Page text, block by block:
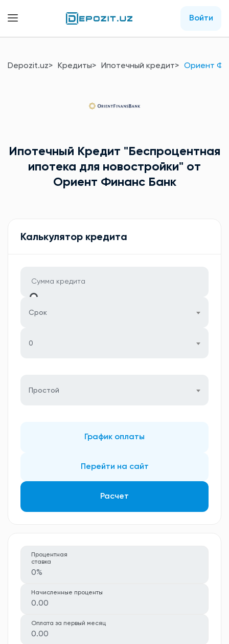
Войти
Depozit.uz Кредиты Ипотечный кредит Ориент
Ипотечный Кредит "Беспроцентная
ипотека для новостройки" от
Ориент Финанс Банк
Калькулятор кредита
Срок
0
Простой
График оплаты
Перейти на сайт
Расчет
Процентная
ставка
0%
Начисленные проценты
0.00
Оплата за первый месяц
0.00